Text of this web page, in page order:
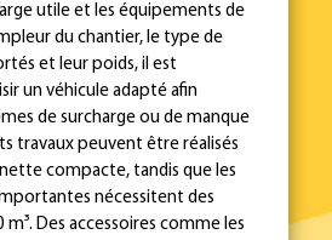
utile et les équipements de
du chantier, le type de
et leur poids, il est
un véhicule adapté afin
de surcharge ou de manque
travaux peuvent être réalisés
compacte, tandis que les
nécessitent des
m³. Des accessoires comme les